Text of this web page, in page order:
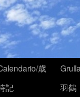
歳
記
羽鶴